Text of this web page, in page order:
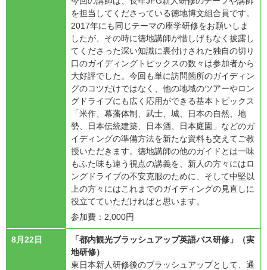
を担当してくださっている徳地博文組合員です。
2017年にも同じテーマの座学研修をお願いしま
したが、その時に徳地講師が惜しげもなく披露し
てくださった深い知識に裏付けされた独自の切り
口のガイディングトピックスの数々は参加者から
大好評でした。今回も単に訪問箇所のガイディン
グのコツだけではなく、他の地域のツアーやロン
グドライブにも広く応用ができる基本トピックス
「米作、幕藩体制、武士、城、日本の自然、地
勢、日本伝統建築、日本酒、日本庭園」などのガ
イディングの準備方法を新たな資料も交えてご教
授いただきます。徳地講師の他のガイドとは一味
もふた味も違う視点の講義を、新人の方々にはロ
ングドライブの不安克服のために、そして中堅以
上の方々にはこれまでのガイディングの見直しに
役立てていただければと思います。
参加費：2,000円
8月22日
「都内観光ブラッシュアップ英語バス研修」（実
地研修）
東日本新人研修後のブラッシュアップとして、通